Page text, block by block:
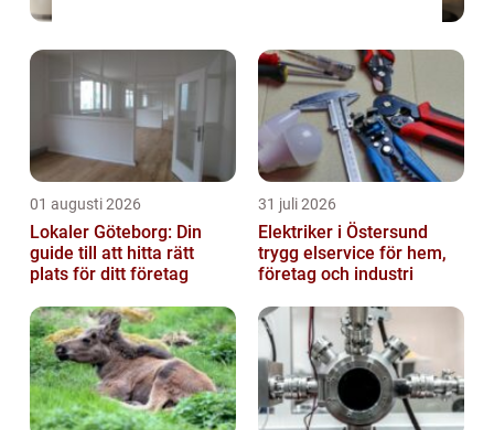
01 augusti 2026
Lokaler Göteborg: Din
guide till att hitta rätt
plats för ditt företag
31 juli 2026
Elektriker i Östersund
trygg elservice för hem,
företag och industri